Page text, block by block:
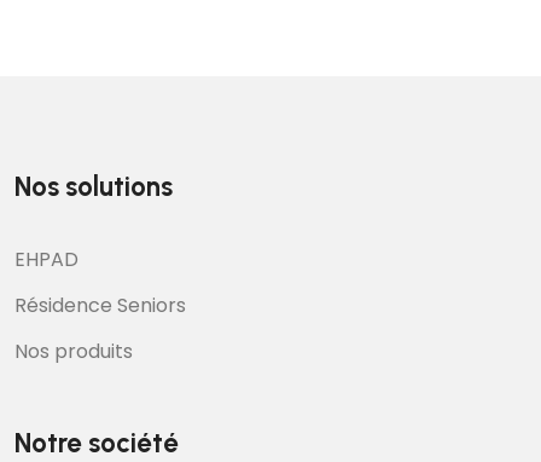
Nos solutions
EHPAD
Résidence Seniors
Nos produits
Notre société